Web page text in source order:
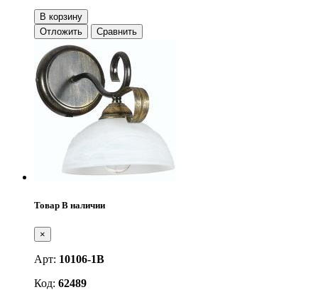
В корзину
Отложить
Сравнить
Товар В наличии
×
Арт: 10106-1B
Код: 62489